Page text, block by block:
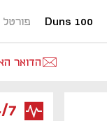
Duns 100 פורטל
הדואר
7